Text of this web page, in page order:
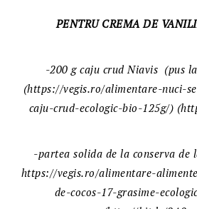
PENTRU CREMA DE
-200 g caju crud Niavis (pus
(https://vegis.ro/alimentare-nuci-
caju-crud-ecologic-bio-125g/)
-partea solida de la conserva de
https://vegis.ro/alimentare-
de-cocos-17-grasime-